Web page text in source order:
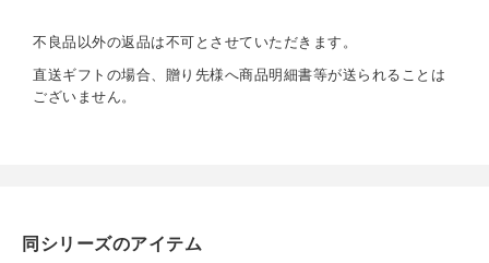
不良品以外の返品は不可とさせていただきます。
直送ギフトの場合、贈り先様へ商品明細書等が送られることは
ございません。
同シリーズのアイテム